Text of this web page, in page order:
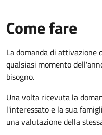
Come fare
La domanda di attivazione
qualsiasi momento
bisogno.
Una volta ricevuta la
l'interessato e la sua
una valutazione della